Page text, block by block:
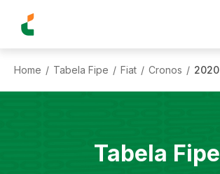
Home / Tabela Fipe / Fiat / Cronos / 2020
Tabela Fipe